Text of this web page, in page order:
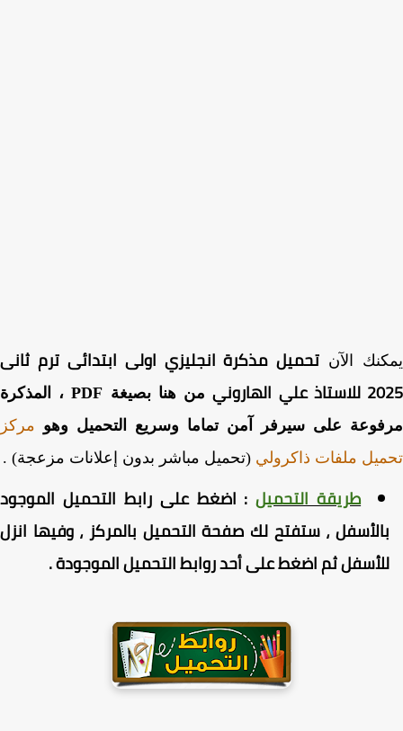
الآنتحميلمذكرة انجليزي اولى ابتدائى ترم ثانى
الهاروني
من هنا بصيغة PDF ، المذكرة
على سيرفر آمن تماما وسريع التحميل وهومركز
ملفات ذاكرولي(تحميل مباشر بدون إعلانات مزعجة) .
طريقة التحميل: اضغطعلى رابط التحميل الموجود
، ستفتح لك صفحة التحميل بالمركز ، وفيها انزل
ثم اضغط على أحد روابط التحميل الموجودة.